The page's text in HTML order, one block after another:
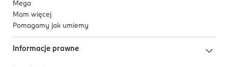
Mega
Mam więcej
Pomagamy jak umiemy
Informacje prawne